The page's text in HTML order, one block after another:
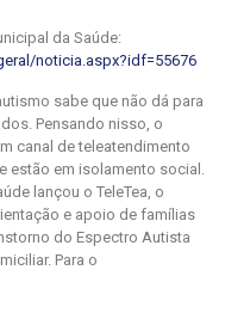
da Saúde:
noticia.aspx?idf=55676
sabe que não dá para
Pensando nisso, o
canal de teleatendimento
estão em isolamento social.
lançou o TeleTea, o
e apoio de famílias
do Espectro Autista
Para o